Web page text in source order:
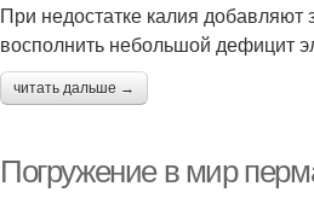
При недостатке калия
восполнить небольшой дефицит
читать дальше →
Погружение в мир